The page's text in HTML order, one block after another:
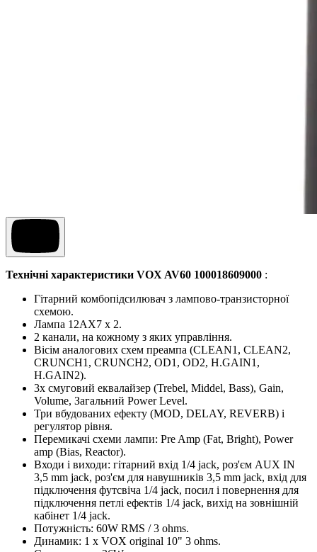
Технічні характеристики VOX AV60 100018609000 :
Гітарний комбопідсилювач з лампово-транзисторної
схемою.
Лампа 12AX7 x 2.
2 канали, на кожному з яких управління.
Вісім аналогових схем преампа (CLEAN1, CLEAN2,
CRUNCH1, CRUNCH2, OD1, OD2, H.GAIN1,
H.GAIN2).
3х смуговий еквалайзер (Trebel, Middel, Bass), Gain,
Volume, Загальний Power Level.
Три вбудованих ефекту (MOD, DELAY, REVERB) і
регулятор рівня.
Перемикачі схеми лампи: Pre Amp (Fat, Bright), Power
amp (Bias, Reactor).
Входи і виходи: гітарний вхід 1/4 jack, роз'єм AUX IN
3,5 mm jack, роз'єм для навушників 3,5 mm jack, вхід для
підключення футсвіча 1/4 jack, посил і повернення для
підключення петлі ефектів 1/4 jack, вихід на зовнішній
кабінет 1/4 jack.
Потужність: 60W RMS / 3 ohms.
Динамик: 1 х VOX original 10" 3 ohms.